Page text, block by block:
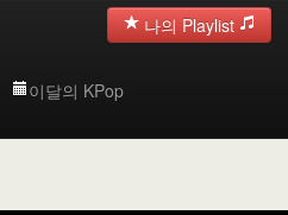
나의 Playlist
이달의 KPop